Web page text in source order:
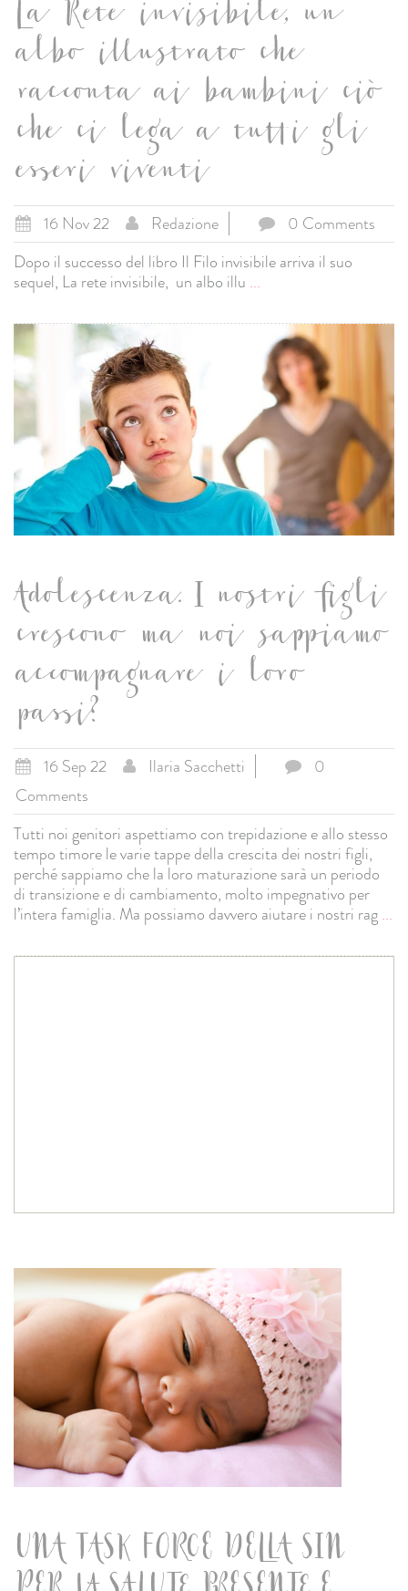
La Rete invisibile, un
albo illustrato che
racconta ai bambini ciò
che ci lega a tutti gli
esseri viventi
16 Nov 22 Redazione
0 Comments
Dopo il successo del libro Il Filo invisibile arriva il suo
sequel, La rete invisibile, un albo illu ...
Adolescenza. I nostri figli
crescono ma noi sappiamo
accompagnare i loro
passi?
16 Sep 22 Ilaria Sacchetti
0
Comments
Tutti noi genitori aspettiamo con trepidazione e allo stesso
tempo timore le varie tappe della crescita dei nostri figli,
perché sappiamo che la loro maturazione sarà un periodo
di transizione e di cambiamento, molto impegnativo per
l’intera famiglia. Ma possiamo davvero aiutare i nostri rag...
UNA TASK FORCE DELLA SIN